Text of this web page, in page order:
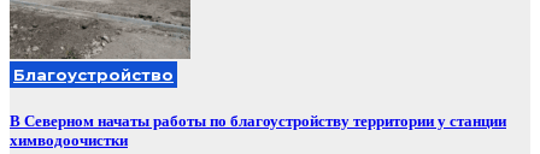
Благоустройство
В Северном начаты работы по благоустройству территории у станции
химводоочистки